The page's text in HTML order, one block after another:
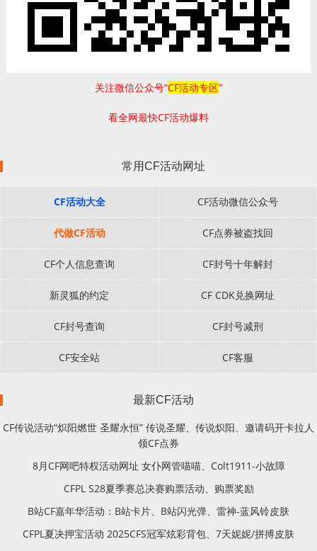
关注微信公众号“CF活动专区”
看全网最快CF活动爆料
常用CF活动网址
CF活动大全 CF活动微信公众号
代做CF活动 CF点券被盗找回
CF个人信息查询 CF封号十年解封
新灵狐的约定 CF CDK兑换网址
CF封号查询 CF封号减刑
CF安全站 CF客服
最新CF活动
CF传说活动“炽阳燃世 圣耀永恒” 传说圣耀、传说炽阳、邀请码开卡拉人
领CF点券
8月CF网吧特权活动网址 女仆网管喵喵、Colt1911-小故障
CFPL S28夏季赛总决赛购票活动、购票奖励
B站CF嘉年华活动：B站卡片、B站闪光弹、雷神-蓝风铃皮肤
CFPL夏决押宝活动 2025CFS冠军炫彩背包、7天妮妮/拼搏皮肤